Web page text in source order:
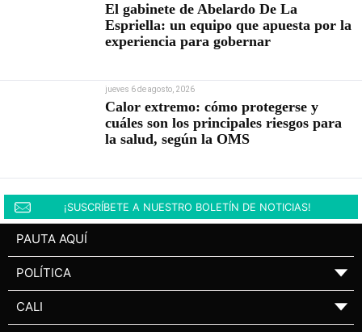
El gabinete de Abelardo De La
Espriella: un equipo que apuesta por la
experiencia para gobernar
jueves 6 de agosto, 2026
Calor extremo: cómo protegerse y
cuáles son los principales riesgos para
la salud, según la OMS
¡SUSCRÍBETE A NUESTRO BOLETÍN DE NOTICIAS!
PAUTA AQUÍ
POLÍTICA ▼
CALI ▼